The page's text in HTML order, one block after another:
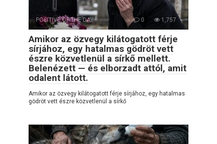
POSITIVE OF THE DAY 0 1,757
Amikor az özvegy kilátogatott férje
sírjához, egy hatalmas gödröt vett
észre közvetlenül a sírkő mellett.
Belenézett — és elborzadt attól, amit
odalent látott.
Amikor az özvegy kilátogatott férje sírjához, egy hatalmas
gödröt vett észre közvetlenül a sírkő